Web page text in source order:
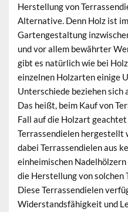
Herstellung von
Alternative. Denn Holz ist
Gartengestaltung
und vor allem bewährter
gibt es natürlich wie bei
einzelnen Holzarten einige
Unterschiede beziehen
Das heißt, beim Kauf von
Fall auf die Holzart
Terrassendielen hergestellt
dabei Terrassendielen aus
einheimischen
die Herstellung von solchen
Diese Terrassendielen
Widerstandsfähigkeit und